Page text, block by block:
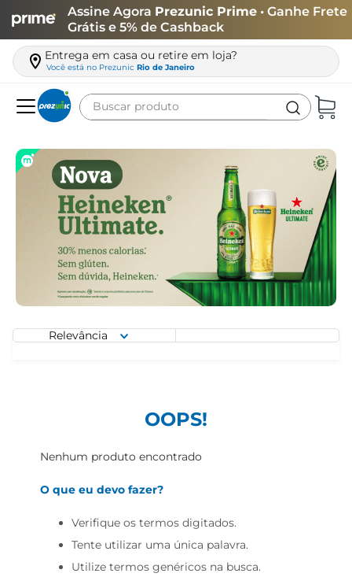
Assine Agora Prezunic Prime • Ganhe Frete
Grátis e 5% de Cashback
Entrega em casa ou retire em loja?
Você está no Prezunic Rio de Janeiro
Buscar produto
Relevância
OOPS!
Nenhum produto encontrado
O que eu devo fazer?
Verifique os termos digitados.
Tente utilizar uma única palavra.
Utilize termos genéricos na busca.
carne
leite
queijo
arroz
biscoito
azeite